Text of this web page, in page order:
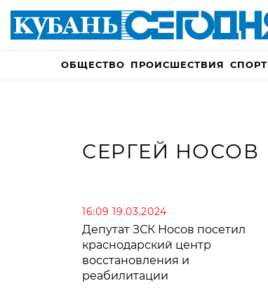
ОБЩЕСТВО ПРОИСШЕСТВИЯ СПОРТ
СЕРГЕЙ НОСОВ
16:09 19.03.2024
Депутат ЗСК Носов посетил
краснодарский центр
восстановления и
реабилитации